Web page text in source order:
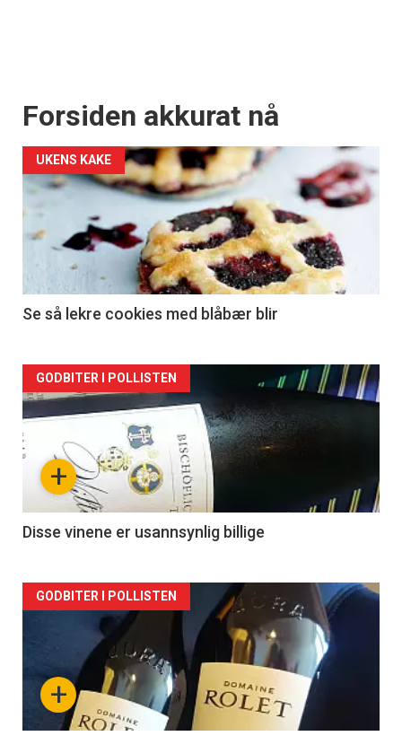
Forsiden akkurat nå
UKENS KAKE
Se så lekre cookies med blåbær blir
Forsiden
akkurat
nå
2
+
GODBITER I POLLISTEN
Disse vinene er usannsynlig billige
Forsiden
akkurat
nå+
GODBITER I POLLISTEN